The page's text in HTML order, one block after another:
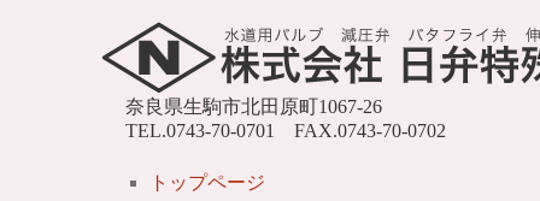
奈良県生駒市北田原町1067-26
TEL.0743-70-0701 FAX.0743-70-0702
トップページ